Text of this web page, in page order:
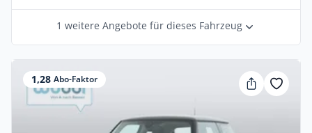
1 weitere Angebote für dieses Fahrzeug
1,28 Abo-Faktor